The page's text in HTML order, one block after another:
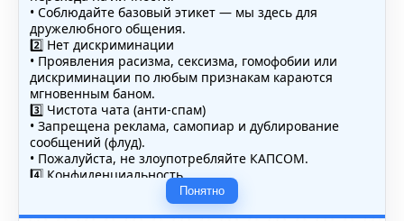
• Соблюдайте базовый этикет — мы здесь для
дружелюбного общения.
2️⃣ Нет дискриминации
• Проявления расизма, сексизма, гомофобии или
дискриминации по любым признакам караются
мгновенным баном.
3️⃣ Чистота чата (анти-спам)
• Запрещена реклама, самопиар и дублирование
сообщений (флуд).
• Пожалуйста, не злоупотребляйте КАПСОМ.
4️⃣ Конфиденциальность
• Не публикуйте личные данные — свои или чужие
(телефоны, адреса, документы).
Понятно